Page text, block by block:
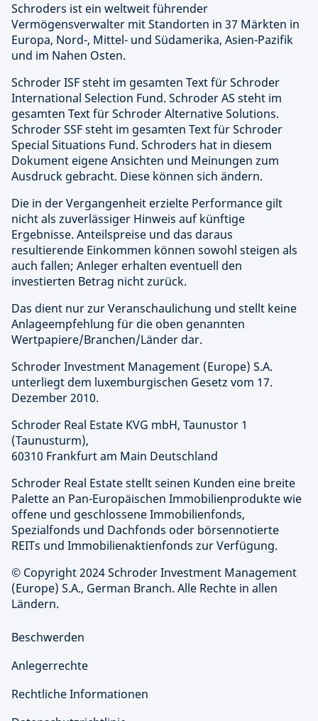
Schroders ist ein weltweit führender
Vermögensverwalter mit Standorten in 37 Märkten in
Europa, Nord-, Mittel- und Südamerika, Asien-Pazifik
und im Nahen Osten.
Schroder ISF steht im gesamten Text für Schroder
International Selection Fund. Schroder AS steht im
gesamten Text für Schroder Alternative Solutions.
Schroder SSF steht im gesamten Text für Schroder
Special Situations Fund. Schroders hat in diesem
Dokument eigene Ansichten und Meinungen zum
Ausdruck gebracht. Diese können sich ändern.
Die in der Vergangenheit erzielte Performance gilt
nicht als zuverlässiger Hinweis auf künftige
Ergebnisse. Anteilspreise und das daraus
resultierende Einkommen können sowohl steigen als
auch fallen; Anleger erhalten eventuell den
investierten Betrag nicht zurück.
Das dient nur zur Veranschaulichung und stellt keine
Anlageempfehlung für die oben genannten
Wertpapiere/Branchen/Länder dar.
Schroder Investment Management (Europe) S.A.
unterliegt dem luxemburgischen Gesetz vom 17.
Dezember 2010.
Schroder Real Estate KVG mbH, Taunustor 1
(Taunusturm),
60310 Frankfurt am Main Deutschland
Schroder Real Estate stellt seinen Kunden eine breite
Palette an Pan-Europäischen Immobilienprodukte wie
offene und geschlossene Immobilienfonds,
Spezialfonds und Dachfonds oder börsennotierte
REITs und Immobilienaktienfonds zur Verfügung.
© Copyright 2024 Schroder Investment Management
(Europe) S.A., German Branch. Alle Rechte in allen
Ländern.
Beschwerden
Anlegerrechte
Rechtliche Informationen